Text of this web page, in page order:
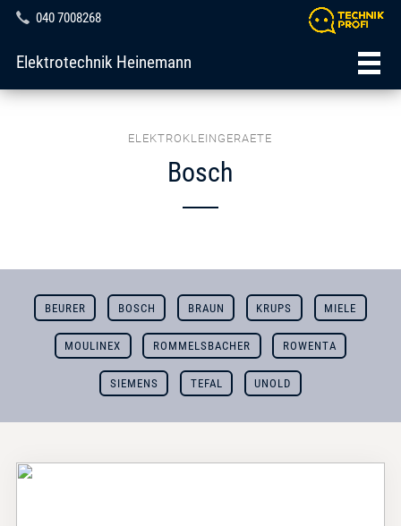
040 7008268
Elektrotechnik Heinemann
ELEKTROKLEINGERAETE
Bosch
BEURER BOSCH BRAUN KRUPS MIELE
MOULINEX ROMMELSBACHER ROWENTA
SIEMENS TEFAL UNOLD